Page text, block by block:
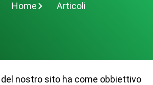
Home Articoli
nostro sito ha come obbiettivo